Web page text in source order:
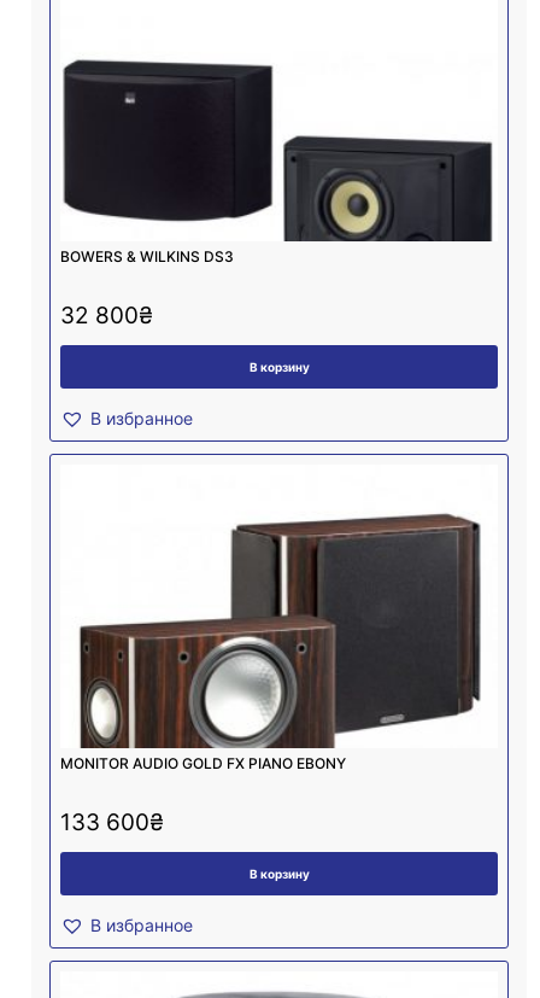
BOWERS & WILKINS DS3
32 800₴
В корзину
В избранное
MONITOR AUDIO GOLD FX PIANO EBONY
133 600₴
В корзину
В избранное